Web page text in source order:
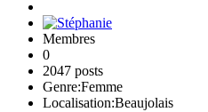
Membres
0
2047 posts
Genre:Femme
Localisation:Beaujolais